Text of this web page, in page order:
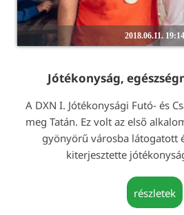
2018.06.11. 19:14
Jótékonyság,
A DXN I. Jótékonysági Futó- és
meg Tatán. Ez volt az első
gyönyörű városba látogatott
kiterjesztette
részletek